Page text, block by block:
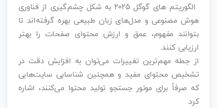
الگوریتم‌ های گوگل 2025 به شکل چشم‌گیری از فناوری
هوش مصنوعی و مدل‌های زبان طبیعی بهره گرفته‌اند تا
بتوانند مفهوم، عمق و ارزش محتوای صفحات را بهتر
ارزیابی کنند.
از جمله مهم‌ترین تغییرات می‌توان به افزایش دقت در
تشخیص محتوای مفید و همچنین شناسایی سایت‌هایی
که صرفاً برای موتور جستجو تولید محتوا می‌کنند، اشاره
کرد.